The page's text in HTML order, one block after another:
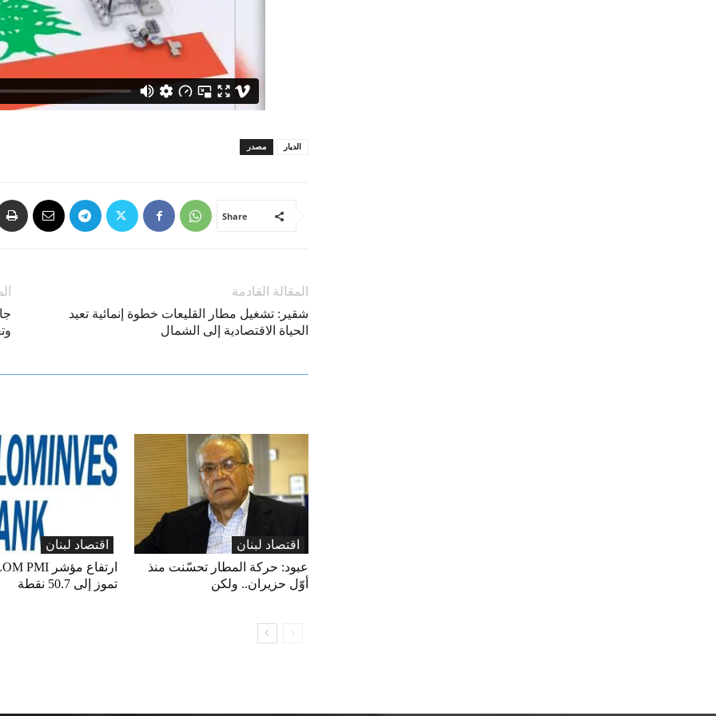
مصدر الديار
Share
المقالة القادمة
شقير: تشغيل مطار القليعات خطوة إنمائية تعيد
الحياة الاقتصادية إلى الشمال
اقتصاد لبنان
تموز إلى 50.7 نقطة
اقتصاد لبنان
عبود: حركة المطار تحسّنت منذ
أوّل حزيران.. ولكن